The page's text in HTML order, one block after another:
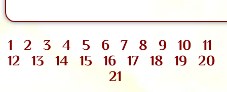
1 2 3 4 5 6 7 8 9 10
11
12
13 14 15 16 17 18 19
20
21